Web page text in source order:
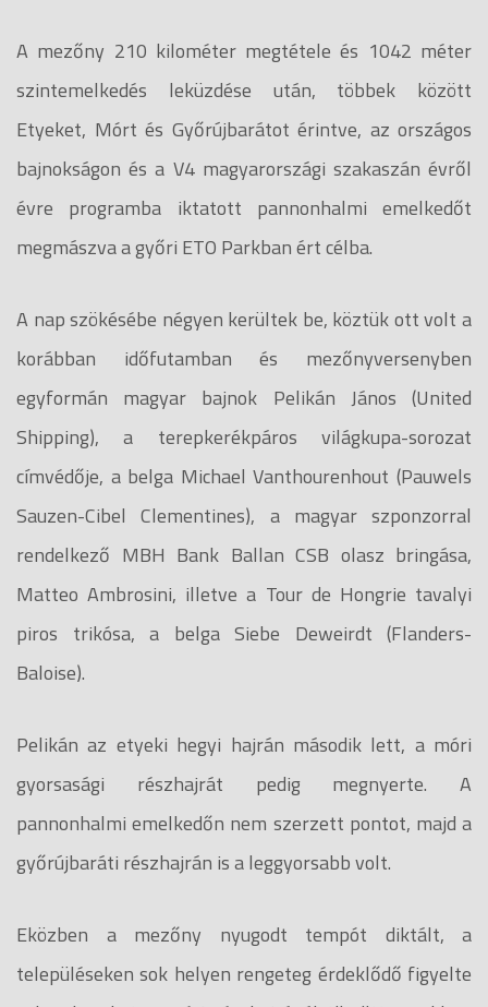
A mezőny 210 kilométer megtétele és 1042 méter
szintemelkedés leküzdése után, többek között
Etyeket, Mórt és Győrújbarátot érintve, az országos
bajnokságon és a V4 magyarországi szakaszán évről
évre programba iktatott pannonhalmi emelkedőt
megmászva a győri ETO Parkban ért célba.
A nap szökésébe négyen kerültek be, köztük ott volt a
korábban időfutamban és mezőnyversenyben
egyformán magyar bajnok Pelikán János (United
Shipping), a terepkerékpáros világkupa-sorozat
címvédője, a belga Michael Vanthourenhout (Pauwels
Sauzen-Cibel Clementines), a magyar szponzorral
rendelkező MBH Bank Ballan CSB olasz bringása,
Matteo Ambrosini, illetve a Tour de Hongrie tavalyi
piros trikósa, a belga Siebe Deweirdt (Flanders-
Baloise).
Pelikán az etyeki hegyi hajrán második lett, a móri
gyorsasági részhajrát pedig megnyerte. A
pannonhalmi emelkedőn nem szerzett pontot, majd a
győrújbaráti részhajrán is a leggyorsabb volt.
Eközben a mezőny nyugodt tempót diktált, a
településeken sok helyen rengeteg érdeklődő figyelte